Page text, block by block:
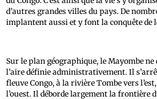
d’autres grandes villes du pays. De
implantent aussi et y font la conquête de
Sur le plan géographique, le Mayombe
l’aire définie administrativement. Il
fleuve Congo, à la rivière Tombe vers
l’ouest. Il déborde largement la frontière